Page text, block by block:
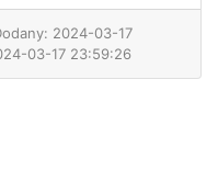
2024-03-17
03-17 23:59:26